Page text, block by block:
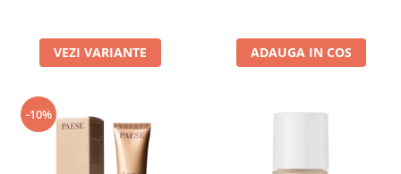
VEZI VARIANTE ADAUGA IN COS
-10%